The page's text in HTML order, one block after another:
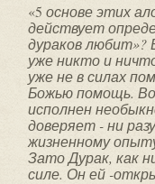
«5 основе этих
действует
дураков любит»?
уже никто и
уже не в силах
Божью помощь.
исполнен
доверяет - ни
жизненному
ЗатоДурак, как
силе. Он ей -